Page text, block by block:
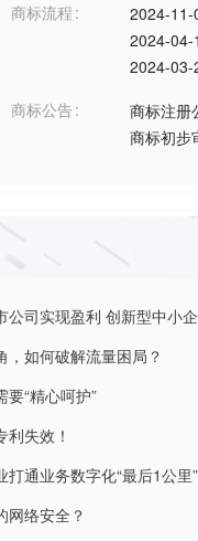
商标流程
2024-11-
2024-04-
2024-03-
商标公告
商标注册
商标初步
公司实现盈利 创新型中小
，如何破解流量困局？
“精心呵护”
失效！
通业务数字化“最后1公里”
网络安全？